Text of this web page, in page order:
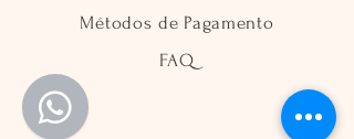
Métodos de Pagamento
FAQ